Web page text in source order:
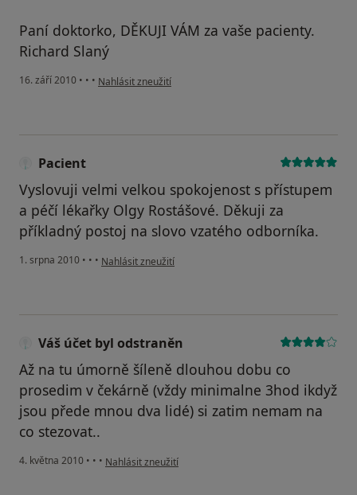
Paní doktorko, DĚKUJI VÁM za vaše pacienty.
Richard Slaný
16. září 2010 • • • podle názoru uživatele Pacient
Nahlásit zneužití
Pacient
Vyslovuji velmi velkou spokojenost s přístupem
a péčí lékařky Olgy Rostášové. Děkuji za
příkladný postoj na slovo vzatého odborníka.
1. srpna 2010 • • • podle názoru uživatele Pacient
Nahlásit zneužití
Váš účet byl odstraněn
Až na tu úmorně šíleně dlouhou dobu co
prosedim v čekárně (vždy minimalne 3hod ikdyž
jsou přede mnou dva lidé) si zatim nemam na
co stezovat..
4. května 2010 • • • podle názoru uživatele Váš účet byl odstraněn
Nahlásit zneužití